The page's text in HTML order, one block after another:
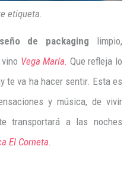
etiqueta.
de packaging limpio,
Vega María. Que refleja lo
te va ha hacer sentir. Esta es
y música, de vivir
transportará a las noches
El Corneta.